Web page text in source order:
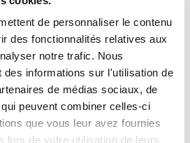
de personnaliser le contenu
des fonctionnalités relatives aux
notre trafic. Nous
des informations sur l'utilisation de
de médias sociaux, de
peuvent combiner celles-ci
que vous leur avez fournies
lors de votre utilisation de leurs
avec conduit hautement
Performance